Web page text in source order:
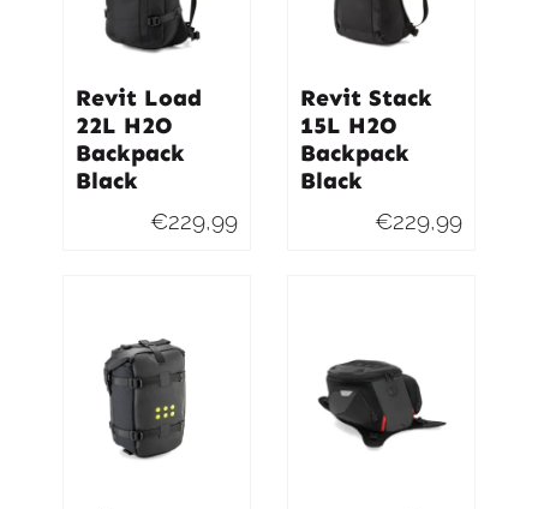
Revit Load
22L H2O
Backpack
Black
€229,99
Revit Stack
15L H2O
Backpack
Black
€229,99